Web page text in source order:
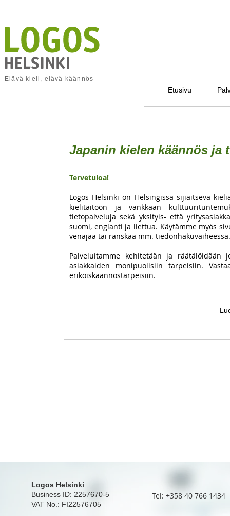
Elävä kieli, elävä käännös
Etusivu
Japanin kielen käännös ja
Tervetuloa!
Logos Helsinki on Helsingissä sijiaitseva
kielitaitoon ja vankkaan
tietopalveluja sekä yksityis- että
suomi, englanti ja liettua. Käytämme myös
venäjää tai ranskaa mm.
Palveluitamme kehitetään ja räätälöidään
asiakkaiden monipuolisiin tarpeisiin.
erikoiskäännöstarpeisiin.
Tel: +358 40 766 1434
Logos Helsinki
Business ID: 2257670-5
VAT No.: FI22576705